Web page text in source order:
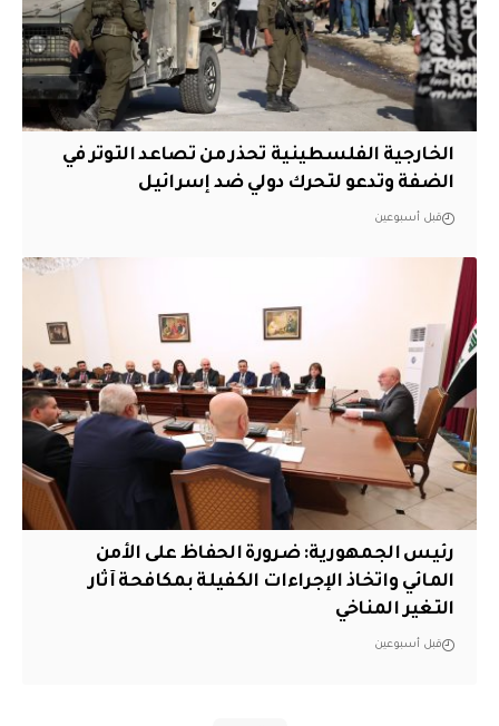
الخارجية الفلسطينية تحذر من تصاعد التوتر في
الضفة وتدعو لتحرك دولي ضد إسرائيل
قبل أسبوعين
رئيس الجمهورية: ضرورة الحفاظ على الأمن
المائي واتخاذ الإجراءات الكفيلة بمكافحة آثار
التغير المناخي
قبل أسبوعين